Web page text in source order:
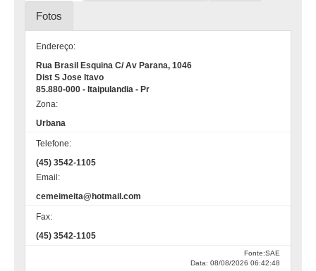
Fotos
Endereço:
Rua Brasil Esquina C/ Av Parana, 1046
Dist S Jose Itavo
85.880-000 - Itaipulandia - Pr
Zona:
Urbana
Telefone:
(45) 3542-1105
Email:
cemeimeita@hotmail.com
Fax:
(45) 3542-1105
Fonte:SAE
Data: 08/08/2026 06:42:48